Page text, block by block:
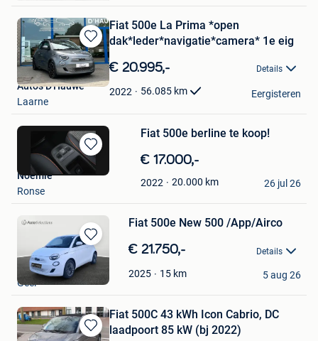
Bewaren
in
Mijn
Favorieten
Fiat 500e La Prima *open
dak*leder*navigatie*camera* 1e eig
€ 20.995,- Details
2022 56.085 km
Auto's D'Hauwe
Laarne
Eergisteren
Bewaren
in
Fiat 500e berline te koop!
€ 17.000,-
2022 20.000 km
Noémie
Ronse
26 jul 26
Bewaren
in
Mijn
Favorieten
Fiat 500e New 500 /App/Airco
€ 21.750,- Details
2025 15 km
AutoSelections
Geel
5 aug 26
Fiat 500C 43 kWh Icon Cabrio, DC
laadpoort 85 kW (bj 2022)